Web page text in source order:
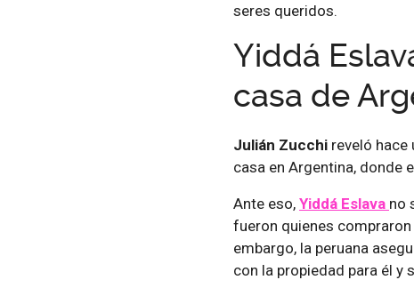
seres queridos.
Yiddá
casa de
Julián Zucchi reveló hace
casa en Argentina, donde
Ante eso, Yiddá Eslava no
fueron quienes
embargo, la peruana
con la propiedad para él y